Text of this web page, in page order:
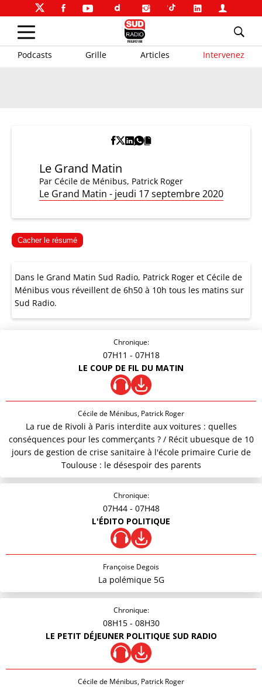
Podcasts Grille Articles Intervenez
Le Grand Matin
Par Cécile de Ménibus, Patrick Roger
Le Grand Matin - jeudi 17 septembre 2020
Cacher le résumé
Dans le Grand Matin Sud Radio, Patrick Roger et Cécile de
Ménibus vous réveillent de 6h50 à 10h tous les matins sur
Sud Radio.
Chronique:
07H11 - 07H18
LE COUP DE FIL DU MATIN
Cécile de Ménibus, Patrick Roger
La rue de Rivoli à Paris interdite aux voitures : quelles
conséquences pour les commerçants ? / Récit ubuesque de 10
jours de gestion de crise sanitaire à l'école primaire Curie de
Toulouse : le désespoir des parents
Chronique:
07H44 - 07H48
L'ÉDITO POLITIQUE
Françoise Degois
La polémique 5G
Chronique:
08H15 - 08H30
LE PETIT DÉJEUNER POLITIQUE SUD RADIO
Cécile de Ménibus, Patrick Roger